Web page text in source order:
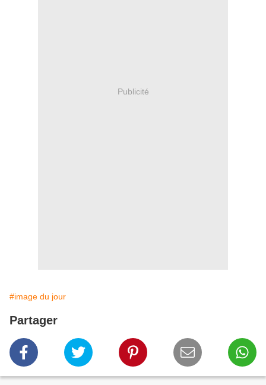
Publicité
#image du jour
Partager